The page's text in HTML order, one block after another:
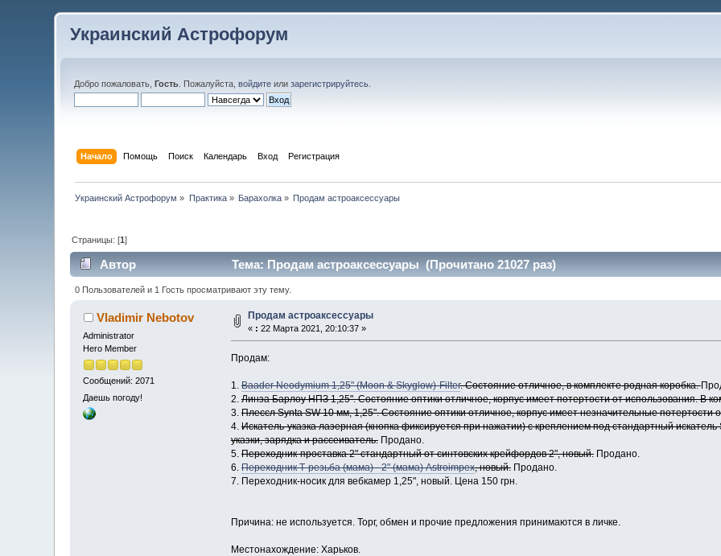
Украинский Астрофорум
Добро пожаловать,Гость . Пожалуйста,войдите илизарегистрируйтесь
Начало Помощь Поиск Календарь Вход Регистрация
Украинский Астрофорум » Практика» Барахолка » Продам астроаксессуары
Страницы: [1]
Автор Тема: Продам астроаксессуары (Прочитано 21027 раз)
0 Пользователей и 1 Гость просматривают эту тему.
Vladimir Nebotov
Administrator
Hero Member
Сообщений: 2071
Даешь погоду!
Продам астроаксессуары
« : 22 Марта 2021, 20:10:37 »
Продам:
1. Baader Neodymium 1,25" (Moon & Skyglow)-Filter. Состояние отличное, в комплекте родная коробка.
2.Линза Барлоу НПЗ 1,25". Состояние оптики отличное, корпус имеет потертости от использования. В
3.Плессл Synta SW 10 мм, 1,25". Состояние оптики отличное, корпус имеет незначительные потертости
4.Искатель-указка лазерная (кнопка фиксируется при нажатии) с креплением под стандартный
указки, зарядка и рассеиватель.Продано.
5.Переходник-проставка 2" стандартный от синтовских крейфордов 2", новый.Продано.
6. Переходник Т-резьба (мама) - 2" (мама) Astroimpex, новый.Продано.
7. Переходник-носик для вебкамер 1,25", новый. Цена 150 грн.
Причина: не используется. Торг, обмен и прочие предложения принимаются в личке.
Местонахождение: Харьков.